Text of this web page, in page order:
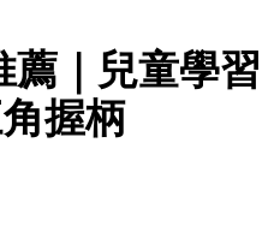
薦｜兒童學習
握柄